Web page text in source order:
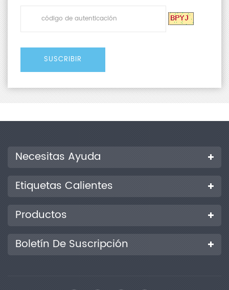
Necesitas Ayuda
Etiquetas Calientes
Productos
Boletín De Suscripción